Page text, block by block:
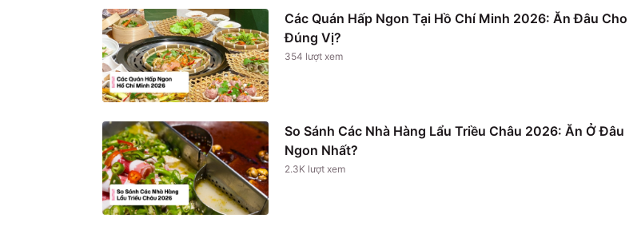
Các Quán Hấp Ngon Tại Hồ Chí Minh 2026: Ăn Đâu Cho
Đúng Vị?
354 lượt xem
So Sánh Các Nhà Hàng Lẩu Triều Châu 2026: Ăn Ở Đâu
Ngon Nhất?
2.3K lượt xem